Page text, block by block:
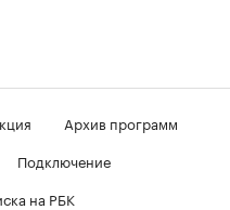
Архив программ
Подключение
на РБК